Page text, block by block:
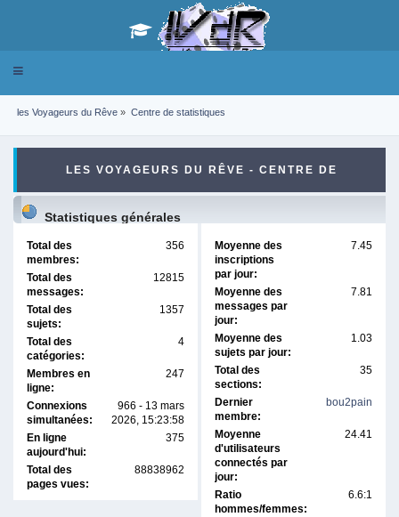
Toggle
les Voyageurs du Rêve » Centre de statistiques
LES VOYAGEURS DU RÊVE - CENTRE DE
STATISTIQUES
Statistiques générales
Total des
membres:
356
Total des
messages:
12815
Total des
sujets:
1357
Total des
catégories:
4
Membres en
ligne:
247
Connexions
simultanées:
966 - 13 mars
2026, 15:23:58
En ligne
aujourd'hui:
375
Total des
pages vues:
88838962
Moyenne des
inscriptions
par jour:
7.45
Moyenne des
messages par
jour:
7.81
Moyenne des
sujets par jour:
1.03
Total des
sections:
35
Dernier
membre:
bou2pain
Moyenne
d'utilisateurs
connectés par
jour:
24.41
Ratio
hommes/femmes:
6.6:1